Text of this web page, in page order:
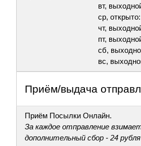
вт,
ср,
чт,
пт,
сб,
вс,
Приём/выдача
Приём Посылки Онлайн.
За каждое отправление
дополнительный сбор - 24